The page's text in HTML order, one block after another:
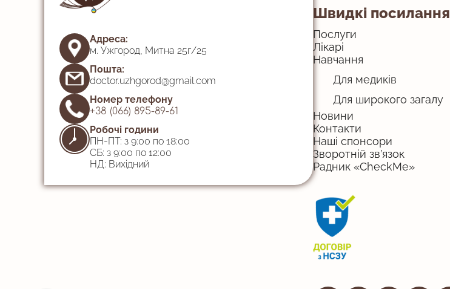
Адреса:
м. Ужгород, Митна 25г/25
Пошта:
doctor.uzhgorod@gmail.com
Номер телефону
+38 (066) 895-89-61
Робочі години
ПН-ПТ: з 9:00 по 18:00
СБ: з 9:00 по 12:00
НД: Вихідний
Швидкі посилання
Послуги
Лікарі
Навчання
Для медиків
Для широкого загалу
Новини
Контакти
Наші спонсори
Зворотній зв’язок
Радник «CheckMe»